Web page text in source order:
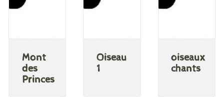
Mont
des
Princes
Oiseau
1
oiseaux
chants